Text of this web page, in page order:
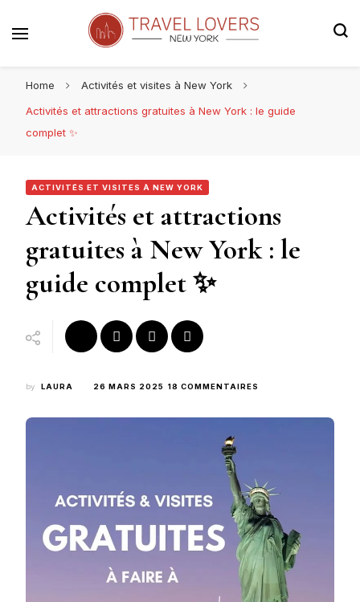
Home
Activités et visites à New York
Activités et attractions gratuites à New York : le guide
complet ✨
ACTIVITÉS ET VISITES À NEW YORK
Activités et attractions
gratuites à New York : le
guide complet ✨
by LAURA 26 MARS 2025 18 COMMENTAIRES
YORK
:
LE
GUIDE
COMPLET
✨